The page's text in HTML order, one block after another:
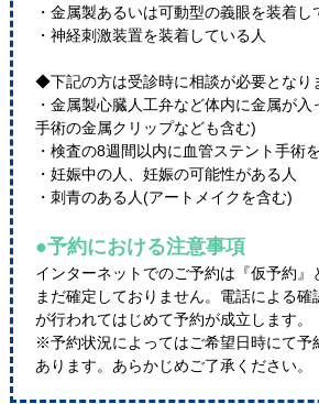
・金属製あるいは可動型の義眼を装着し
・神経刺激装置を装着している人
◆下記の方は受診時に相談が必要となり
・金属製心臓人工弁など体内に金属が
手術の金属クリップなども含む)
・検査の8週間以内に血管ステント手術
・妊娠中の人、妊娠の可能性がある人
・刺青のある人(アートメイクを含む)
●予約における注意事項
インターネットでのご予約は『仮予約』
まだ確定しておりません。電話による確
が行われてはじめて予約が成立します。
※予約状況によってはご希望日時にて予
あります。あらかじめご了承ください。